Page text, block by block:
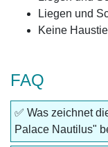
Liegen und
Keine
FAQ
✅ Was zeichnet
Palace Nautilus"